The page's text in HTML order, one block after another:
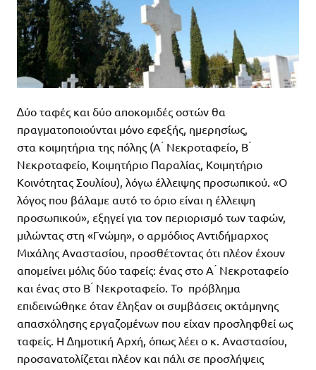
∆ύο ταφές και δύο αποκομιδές οστών θα
πραγματοποιούνται μόνο εφεξής, ημερησίως,
στα κοιμητήρια της πόλης (Α ́ Νεκροταφείο, Β ́
Νεκροταφείο, Κοιμητήριο Παραλίας, Κοιμητήριο
Κοινότητας Σουλίου), λόγω έλλειψης προσωπικού. «Ο
λόγος που βάλαμε αυτό το όριο είναι η έλλειψη
προσωπικού», εξηγεί για τον περιορισμό των ταφών,
μιλώντας στη «Γνώμη», ο αρμόδιος Αντιδήμαρχος
Μιχάλης Αναστασίου, προσθέτοντας ότι πλέον έχουν
απομείνει μόλις δύο ταφείς: ένας στο Α ́ Νεκροταφείο
και ένας στο Β ́ Νεκροταφείο. Το πρόβλημα
επιδεινώθηκε όταν έληξαν οι συμβάσεις οκτάμηνης
απασχόλησης εργαζομένων που είχαν προσληφθεί ως
ταφείς. Η ∆ημοτική Αρχή, όπως λέει ο κ. Αναστασίου,
προσανατολίζεται πλέον και πάλι σε προσλήψεις